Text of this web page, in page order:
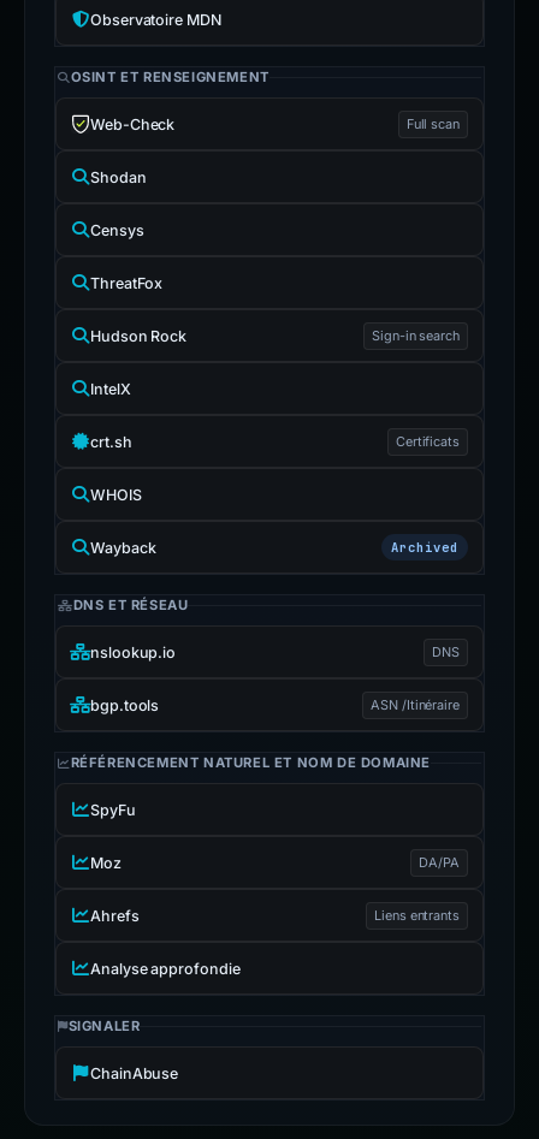
Observatoire MDN
OSINT ET RENSEIGNEMENT
Web-Check Full scan
Shodan
Censys
ThreatFox
Hudson Rock Sign-in search
IntelX
crt.sh Certificats
WHOIS
Wayback Archived
DNS ET RÉSEAU
nslookup.io DNS
bgp.tools ASN /Itinéraire
RÉFÉRENCEMENT NATUREL ET NOM DE DOMAINE
SpyFu
Moz DA/PA
Ahrefs Liens entrants
Analyse approfondie
SIGNALER
ChainAbuse